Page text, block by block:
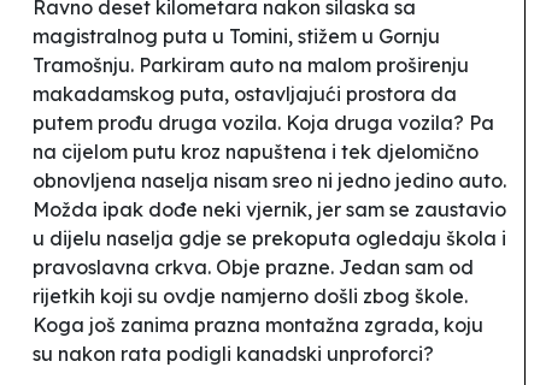
Ravno deset kilometara nakon silaska sa
magistralnog puta u Tomini, stižem u Gornju
Tramošnju. Parkiram auto na malom proširenju
makadamskog puta, ostavljajući prostora da
putem prođu druga vozila. Koja druga vozila? Pa
na cijelom putu kroz napuštena i tek djelomično
obnovljena naselja nisam sreo ni jedno jedino auto.
Možda ipak dođe neki vjernik, jer sam se zaustavio
u dijelu naselja gdje se prekoputa ogledaju škola i
pravoslavna crkva. Obje prazne. Jedan sam od
rijetkih koji su ovdje namjerno došli zbog škole.
Koga još zanima prazna montažna zgrada, koju
su nakon rata podigli kanadski unproforci?